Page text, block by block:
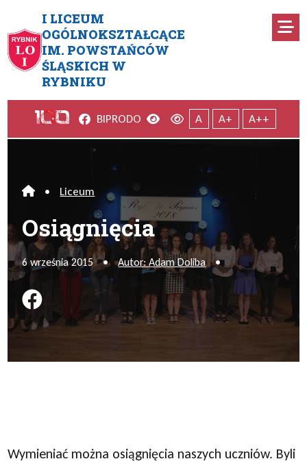
I LICEUM
OGÓLNOKSZTAŁCĄCE
IM. POWSTAŃCÓW
ŚLĄSKICH W
RYBNIKU
Osiągnięcia
Facebook
BIPRODO Wersja kontrastowa
Wersja domyślna
A A+ A++
Home
• Liceum
Osiągnięcia
6 września 2015 • Autor: Adam Doliba •
Podziel się na FB
Wymieniać można osiągnięcia naszych uczniów. Byli